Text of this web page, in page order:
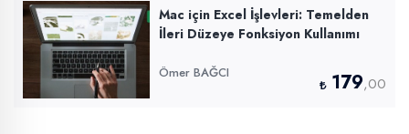
Mac için Excel İşlevleri: Temelden
İleri Düzeye Fonksiyon Kullanımı
Ömer BAĞCI 179,00